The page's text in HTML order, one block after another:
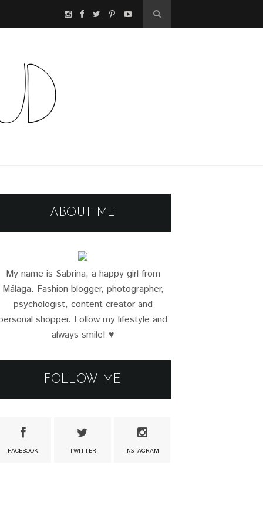
ABOUT ME
My name is Sabrina, a happy girl from
Málaga. Fashion blogger, photographer,
psychologist, content creator and
shopper. Follow my lifestyle and
always smile! ♥
FOLLOW ME
FACEBOOK TWITTER INSTAGRAM